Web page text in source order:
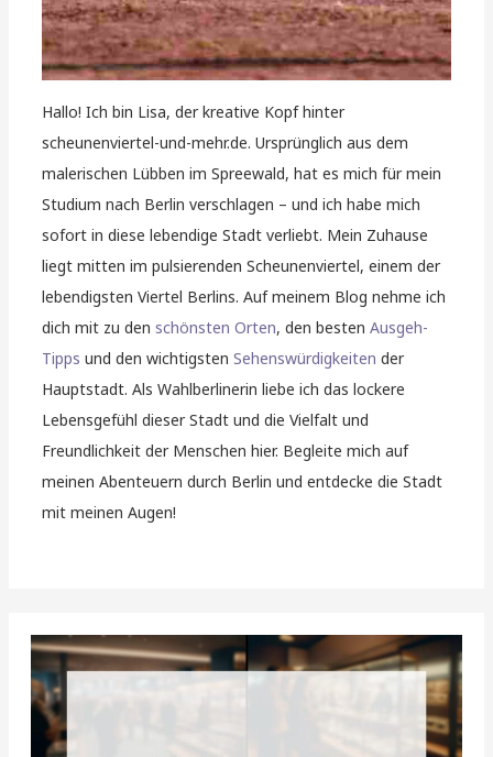
Hallo! Ich bin Lisa, der kreative Kopf hinter
scheunenviertel-und-mehr.de. Ursprünglich aus dem
malerischen Lübben im Spreewald, hat es mich für mein
Studium nach Berlin verschlagen – und ich habe mich
sofort in diese lebendige Stadt verliebt. Mein Zuhause
liegt mitten im pulsierenden Scheunenviertel, einem der
lebendigsten Viertel Berlins. Auf meinem Blog nehme ich
dich mit zu denschönsten Orten, den bestenAusgeh-
Tipps und den wichtigstenSehenswürdigkeiten der
Hauptstadt. Als Wahlberlinerin liebe ich das lockere
Lebensgefühl dieser Stadt und die Vielfalt und
Freundlichkeit der Menschen hier. Begleite mich auf
meinen Abenteuern durch Berlin und entdecke die Stadt
mit meinen Augen!